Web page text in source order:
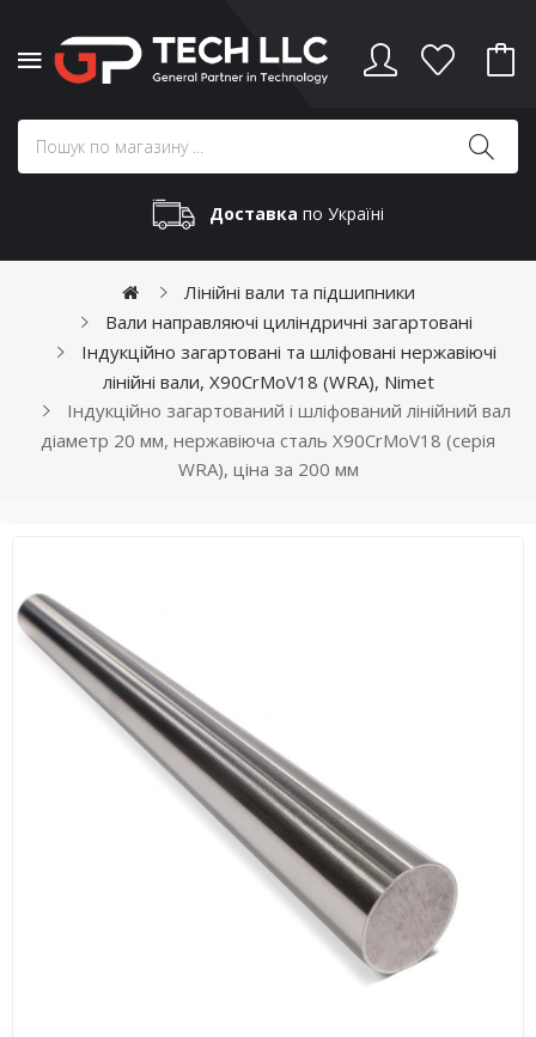
Доставка по Україні
Лінійні вали та підшипники
Вали направляючі циліндричні загартовані
Індукційно загартовані та шліфовані нержавіючі
лінійні вали, X90CrMoV18 (WRA), Nimet
Індукційно загартований і шліфований лінійний вал
діаметр 20 мм, нержавіюча сталь X90CrMoV18 (серія
WRA), ціна за 200 мм